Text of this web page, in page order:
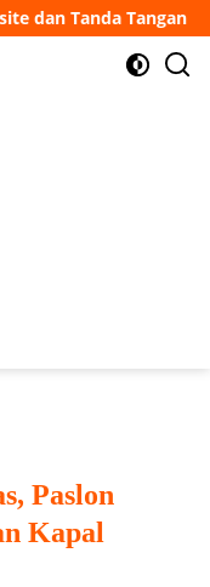
5 Orang
Paslon
Kapal